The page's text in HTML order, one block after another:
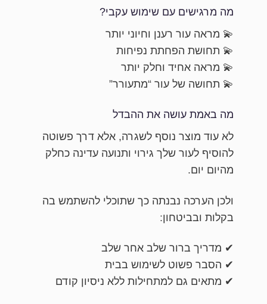
מה מרגישים עם שימוש עקבי?
💫 מראה עור רענן וחיוני יותר
💫 תחושת הפחתת נפיחות
💫 מראה אחיד וחלק יותר
💫 תחושה של עור “מתעורר”
מה באמת עושה את ההבדל
לא עוד מוצר נוסף לשגרה, אלא דרך פשוטה
להוסיף לעור שלך גירוי ותנועה עדינה כחלק
מהיום יום.
ולכן הערכה נבנתה כך שתוכלי להשתמש בה
בקלות ובביטחון:
✔ מדריך ברור שלב אחר שלב
✔ הסבר פשוט לשימוש בבית
✔ מתאים גם למתחילות ללא ניסיון קודם